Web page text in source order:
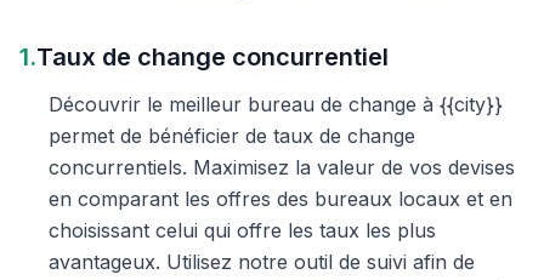
1.Taux de change concurrentiel
Découvrir le meilleur bureau de change à {{city}}
permet de bénéficier de taux de change
concurrentiels. Maximisez la valeur de vos devises
en comparant les offres des bureaux locaux et en
choisissant celui qui offre les taux les plus
avantageux. Utilisez notre outil de suivi afin de